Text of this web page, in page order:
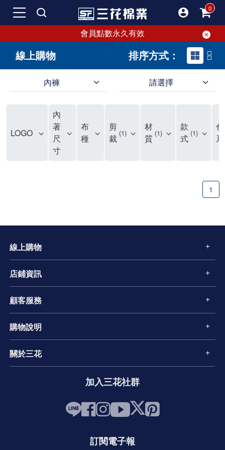
會員點數永久有效
線上購物 排序方式：
內褲 請選擇
LOGO
內
著
尺
寸
布
種
剪
裁 1
材
質 1
款
式 1
色
系
1
線上購物
店鋪資訊
顧客服務
購物說明
關於三花
加入三花社群
訂閱電子報